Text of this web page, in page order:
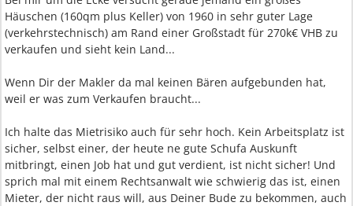
Häuschen (160qm plus Keller) von 1960 in sehr guter Lage
(verkehrstechnisch) am Rand einer Großstadt für 270k€ VHB zu
verkaufen und sieht kein Land...
Wenn Dir der Makler da mal keinen Bären aufgebunden hat,
weil er was zum Verkaufen braucht...
Ich halte das Mietrisiko auch für sehr hoch. Kein Arbeitsplatz ist
sicher, selbst einer, der heute ne gute Schufa Auskunft
mitbringt, einen Job hat und gut verdient, ist nicht sicher! Und
sprich mal mit einem Rechtsanwalt wie schwierig das ist, einen
Mieter, der nicht raus will, aus Deiner Bude zu bekommen, auch